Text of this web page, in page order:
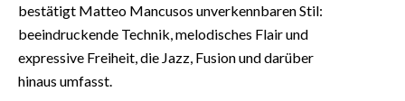
bestätigt Matteo Mancusos unverkennbaren Stil:
beeindruckende Technik, melodisches Flair und
expressive Freiheit, die Jazz, Fusion und darüber
hinaus umfasst.